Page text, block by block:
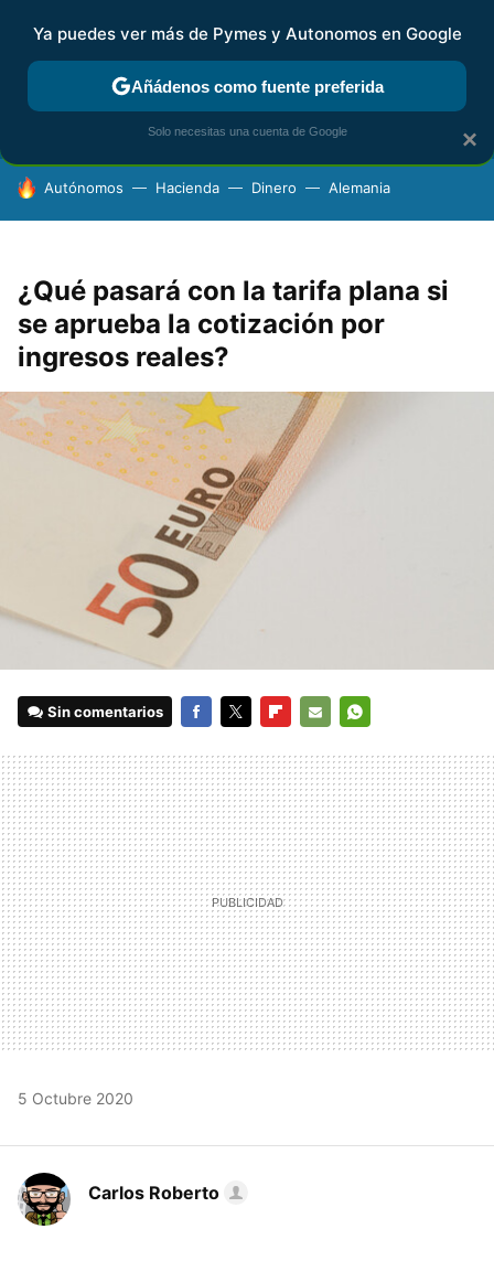
FISCALIDAD Y CONTABILIDAD KIT DIGITAL RENTA
HOY SE HABLA DE
Autónomos Hacienda Dinero Alemania
¿Qué pasará con la tarifa plana si
se aprueba la cotización por
ingresos reales?
Sin comentarios
MAIL
5 Octubre 2020
Carlos Roberto
×
Ya puedes ver más de Pymes y Autonomos en Google
Añádenos como fuente preferida
Solo necesitas una cuenta de Google